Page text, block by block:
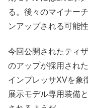
る。後々のマイナー
ンアップされる可能
今回公開されたティ
のアップが採用され
インプレッサXVを象
展示モデル専用装備